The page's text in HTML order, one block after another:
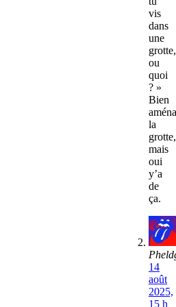
vis
dans
une
grotte,
ou
quoi
? »
Bien
la
grotte,
mais
oui
y’a
de
ça.
14
août
2025,
15 h